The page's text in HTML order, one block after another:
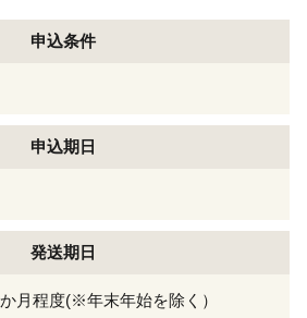
申込条件
申込期日
発送期日
月程度(※年末年始を除く）